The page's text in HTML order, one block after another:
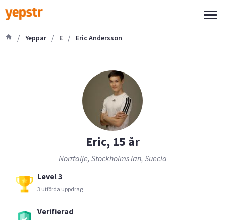
/ Yeppar / E / Eric Andersson
Eric, 15 år
Norrtälje, Stockholms län, Suecia
Level 3
3 utförda uppdrag
Verifierad